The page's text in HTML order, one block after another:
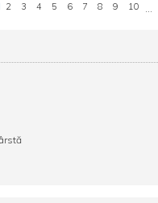
2 3 4 5 6 7 8 9 10 ...